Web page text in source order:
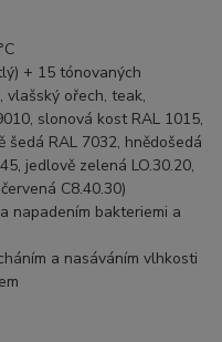
+ 15 tónovaných
vlašský ořech, teak,
slonová kost RAL 1015,
šedá RAL 7032, hnědošedá
jedlově zelená LO.30.20,
C8.40.30)
napadením bakteriemi a
a nasáváním vlhkosti